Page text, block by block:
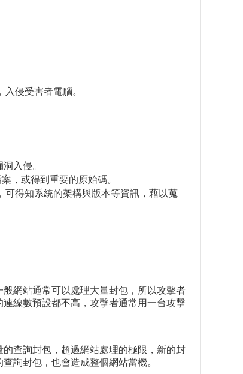
侵受害者電腦。
入侵。
，或得到重要的原始碼。
可得知系統的架構與版本等資訊，藉以蒐
網站通常可以處理大量封包，所以攻擊者
線數預設都不高，攻擊者通常用一台攻擊
查詢封包，超過網站處理的極限，新的封
詢封包，也會造成整個網站當機。